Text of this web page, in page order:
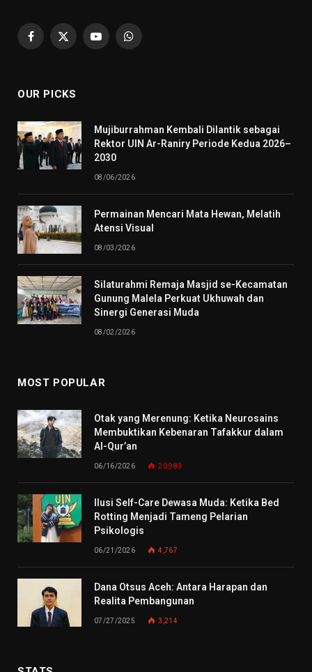
Facebook
X
YouTubeWhatsApp
OUR PICKS
Mujiburrahman Kembali Dilantik sebagai
Rektor UIN Ar-Raniry Periode Kedua 2026–
2030
08/06/2026
Permainan Mencari Mata Hewan, Melatih
Atensi Visual
08/03/2026
Silaturahmi Remaja Masjid se-Kecamatan
Gunung Malela Perkuat Ukhuwah dan
Sinergi Generasi Muda
08/02/2026
MOST POPULAR
Otak yang Merenung: Ketika Neurosains
Membuktikan Kebenaran Tafakkur dalam
Al-Qur’an
06/16/2026 20,983
Ilusi Self-Care Dewasa Muda: Ketika Bed
Rotting Menjadi Tameng Pelarian
Psikologis
06/21/2026 4,767
Dana Otsus Aceh: Antara Harapan dan
Realita Pembangunan
07/27/2025 3,214